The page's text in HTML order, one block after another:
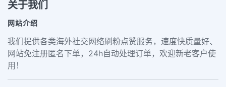
关于我们
网站介绍
我们提供各类海外社交网络刷粉点赞服务，速度快质量好、
网站免注册匿名下单，24h自动处理订单，欢迎新老客户使
用！